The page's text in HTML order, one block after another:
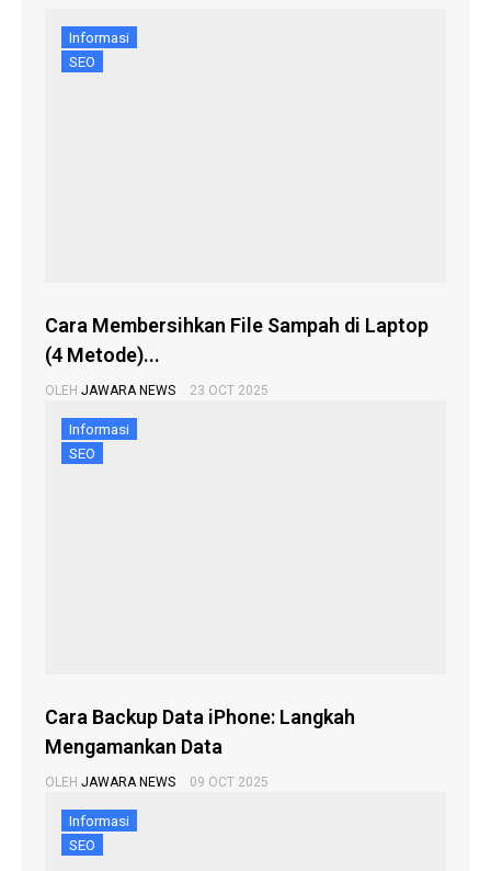
Informasi
SEO
Cara Membersihkan File Sampah di Laptop
(4 Metode)...
OLEH JAWARA NEWS 23 OCT 2025
Informasi
SEO
Cara Backup Data iPhone: Langkah
Mengamankan Data
OLEH JAWARA NEWS 09 OCT 2025
Informasi
SEO